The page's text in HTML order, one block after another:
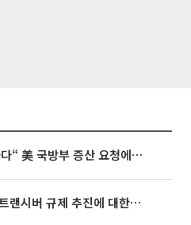
[특징주] “탄약 부족하다“ 美 국방부 증산 요청에⋯국내 방산주 급등세
[특징주] 美 중국산 광트랜시버 규제 추진에 대한광통신 등 광통신株 강세